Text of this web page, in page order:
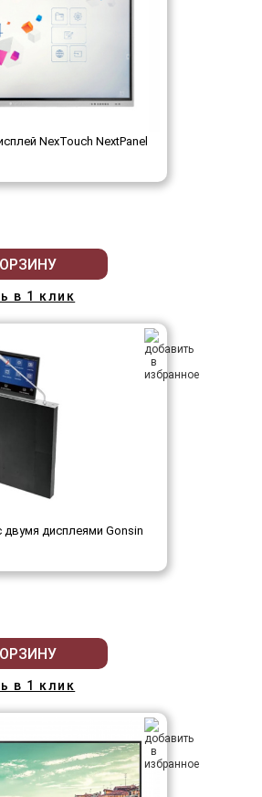
NexTouch NextPanel
в 1 клик
дисплеями Gonsin
в 1 клик